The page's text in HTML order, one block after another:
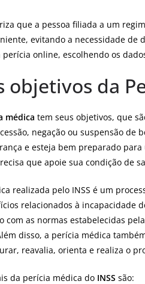
que a pessoa filiada a um
evitando a necessidade de
online, escolhendo os
objetivos da
médica tem seus objetivos, que
negação ou suspensão
e esteja bem preparado
que apoie sua condição de
realizada pelo INSS é um
relacionados à incapacidade
com as normas estabelecidas
disso, a perícia médica
reavalia, orienta e realiza o
da perícia médica do INSS são: